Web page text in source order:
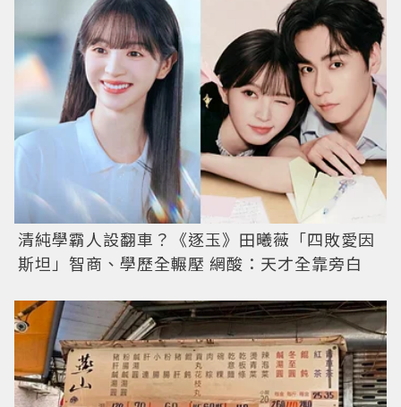
清純學霸人設翻車？《逐玉》田曦薇「四敗愛因
斯坦」智商、學歷全輾壓 網酸：天才全靠旁白